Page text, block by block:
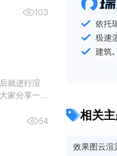
式的区别，
103
就进行渲
家分享一个
后再点击上
54 相关
效果图云渲